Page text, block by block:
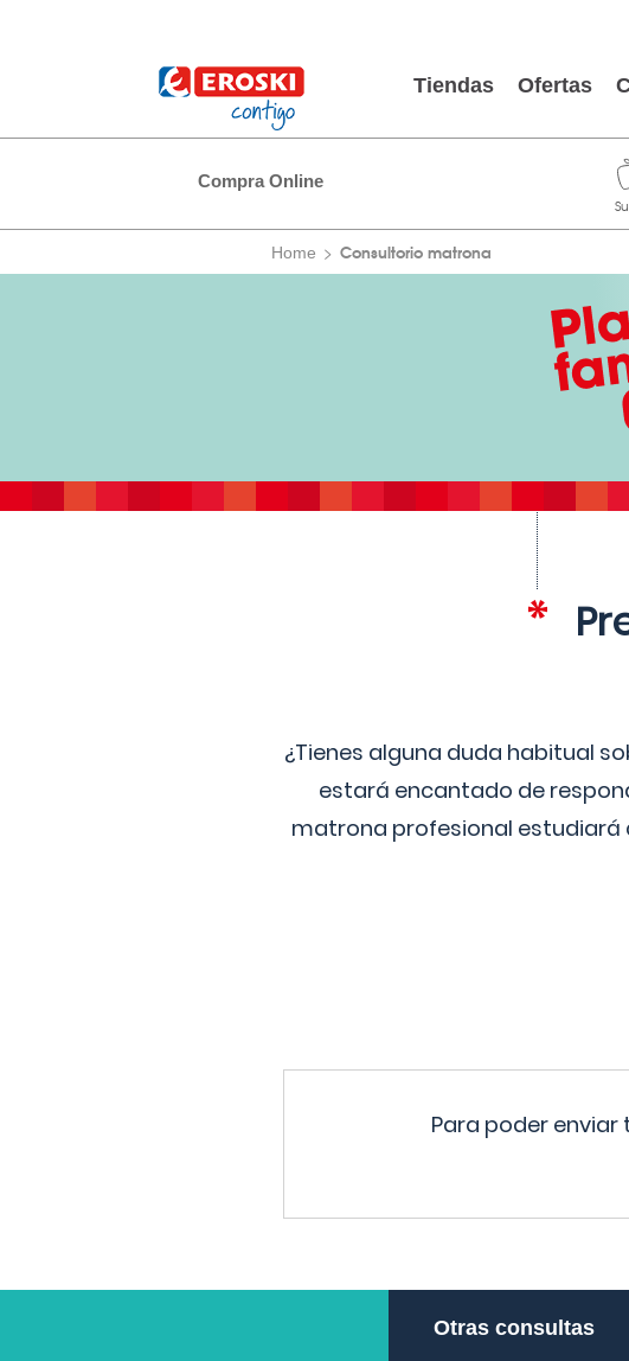
Tiendas Ofertas
Compra Online
Home Consultorio matrona
¿Tienes alguna duda habitual
estará encantado de
matrona profesional estudiará
Para poder enviar
Otras consultas